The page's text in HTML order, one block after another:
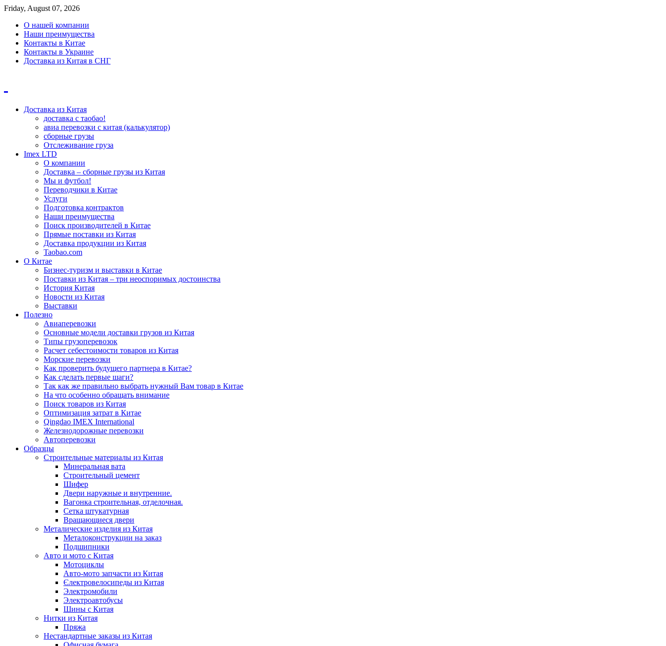
Friday, August 07, 2026
О нашей компании
Наши преимущества
Контакты в Китае
Контакты в Украине
Доставка из Китая в СНГ
Доставка из Китая
доставка с таобао!
авиа перевозки с китая (калькулятор)
сборные грузы
Отслеживание груза
Imex LTD
О компании
Доставка – сборные грузы из Китая
Мы и футбол!
Переводчики в Китае
Услуги
Подготовка контрактов
Наши преимущества
Поиск производителей в Китае
Прямые поставки из Китая
Доставка продукции из Китая
Taobao.com
О Китае
Бизнес-туризм и выставки в Китае
Поставки из Китая – три неоспоримых достоинства
История Китая
Новости из Китая
Выставки
Полезно
Авиаперевозки
Основные модели доставки грузов из Китая
Типы грузоперевозок
Расчет себестоимости товаров из Китая
Морские перевозки
Как проверить будущего партнера в Китае?
Как сделать первые шаги?
Так как же правильно выбрать нужный Вам товар в Китае
На что особенно обращать внимание
Поиск товаров из Китая
Оптимизация затрат в Китае
Qingdao IMEX International
Железнодорожные перевозки
Автоперевозки
Образцы
Строительные материалы из Китая
Минеральная вата
Строительный цемент
Шифер
Двери наружные и внутренние.
Вагонка строительная, отделочная.
Сетка штукатурная
Вращающиеся двери
Металические изделия из Китая
Металоконструкции на заказ
Подшипники
Авто и мото с Китая
Мотоциклы
Авто-мото запчасти из Китая
Єлектровелосипеды из Китая
Электромобили
Электроавтобусы
Шины с Китая
Нитки из Китая
Пряжа
Нестандартные заказы из Китая